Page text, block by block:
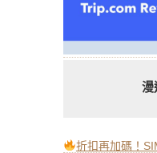
漫
折扣再加碼！